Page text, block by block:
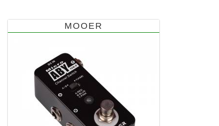
MOOER